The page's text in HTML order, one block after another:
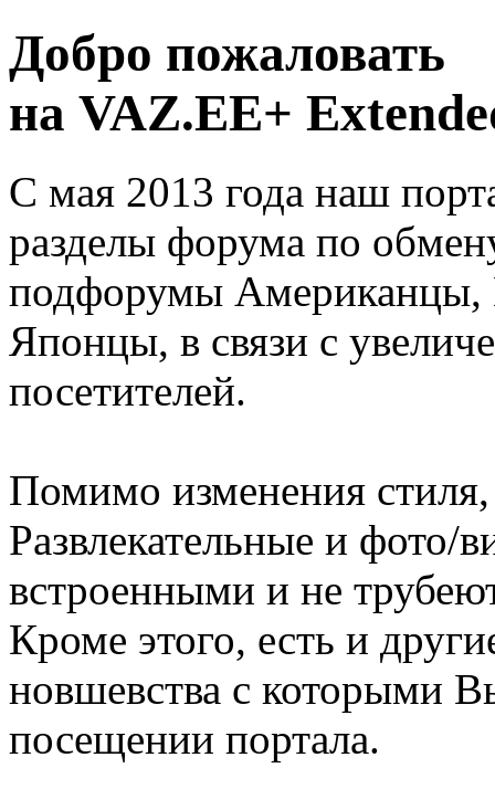
Добро пожаловать
на VAZ.EE+
С мая 2013 года наш
разделы форума по
подфорумы
Японцы, в связи с
посетителей.
Помимо изменения
Развлекательные и фото/
встроенными и не
Кроме этого, есть и
новшевства с которыми
посещении портала.